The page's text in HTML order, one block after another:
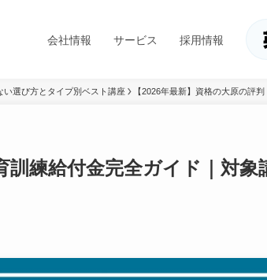
会社情報 サービス 採用情報
い選び方とタイプ別ベスト講座 【2026年最新】資格の大原の評
訓練給付金完全ガイド｜対